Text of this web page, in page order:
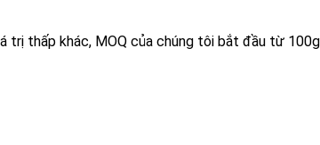
trị thấp khác, MOQ của chúng tôi bắt đầu từ